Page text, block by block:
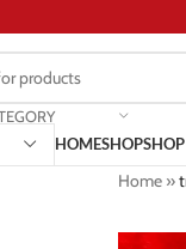
HOMESHOP
Home»